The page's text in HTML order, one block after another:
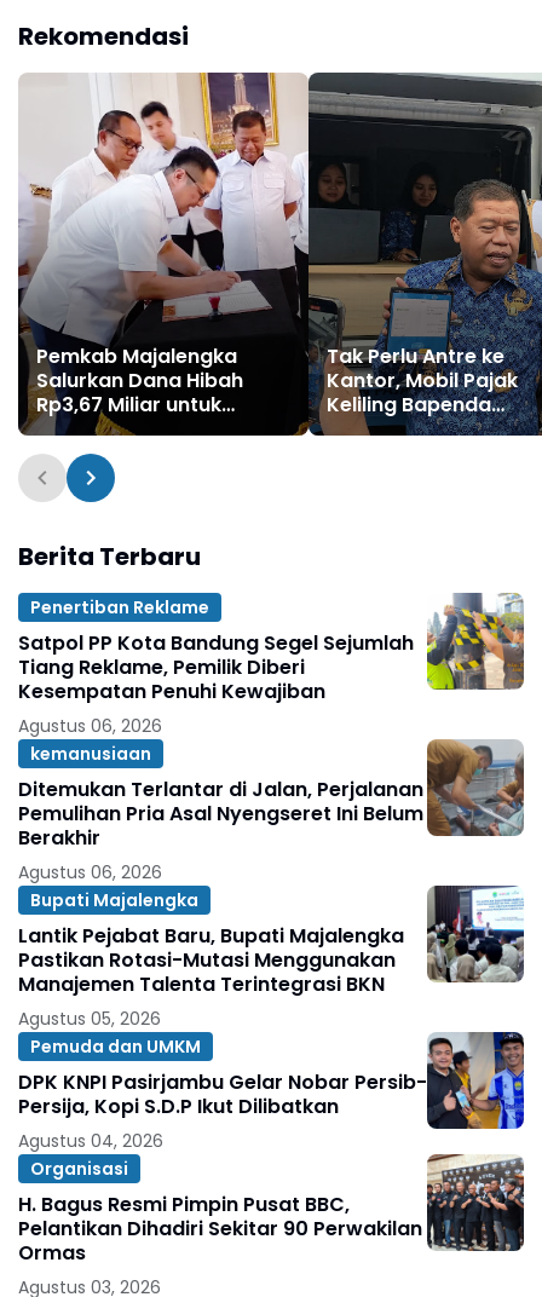
Rekomendasi
Pemkab Majalengka
Salurkan Dana Hibah
Rp3,67 Miliar untuk
Delapan Partai Politik
Tak Perlu Antre ke
Kantor, Mobil Pajak
Keliling Bapenda
Majalengka
Berita Terbaru
Penertiban Reklame
Satpol PP Kota Bandung Segel Sejumlah
Tiang Reklame, Pemilik Diberi
Kesempatan Penuhi Kewajiban
Agustus 06, 2026
kemanusiaan
Ditemukan Terlantar di Jalan, Perjalanan
Pemulihan Pria Asal Nyengseret Ini Belum
Berakhir
Agustus 06, 2026
Bupati Majalengka
Lantik Pejabat Baru, Bupati Majalengka
Pastikan Rotasi-Mutasi Menggunakan
Manajemen Talenta Terintegrasi BKN
Agustus 05, 2026
Pemuda dan UMKM
DPK KNPI Pasirjambu Gelar Nobar Persib-
Persija, Kopi S.D.P Ikut Dilibatkan
Agustus 04, 2026
Organisasi
H. Bagus Resmi Pimpin Pusat BBC,
Pelantikan Dihadiri Sekitar 90 Perwakilan
Ormas
Agustus 03, 2026